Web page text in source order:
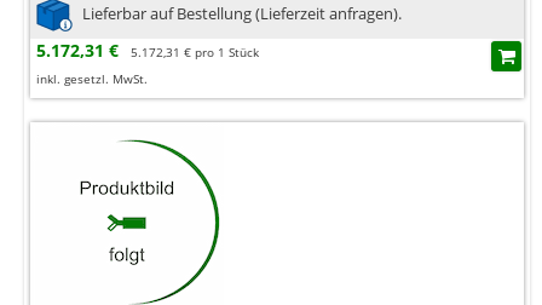
Lieferbar auf Bestellung (Lieferzeit anfragen).
5.172,31 €
5.172,31 € pro 1 Stück
inkl. gesetzl. MwSt.